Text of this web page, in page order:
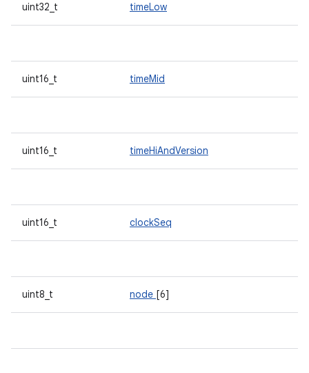
uint32_t timeLow
uint16_t timeMid
uint16_t timeHiAndVersion
uint16_t clockSeq
uint8_t node [6]